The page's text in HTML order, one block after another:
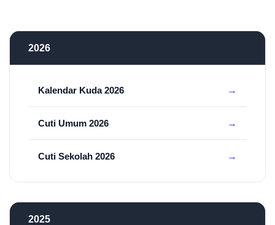
2026
Kalendar Kuda 2026
Cuti Umum 2026
Cuti Sekolah 2026
2025